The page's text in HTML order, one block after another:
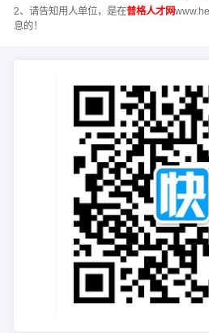
2、请告知用人单位，是在普格人才网
息的！